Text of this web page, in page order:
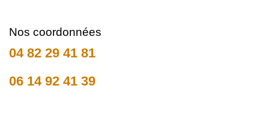
Nos coordonnées
04 82 29 41 81
06 14 92 41 39